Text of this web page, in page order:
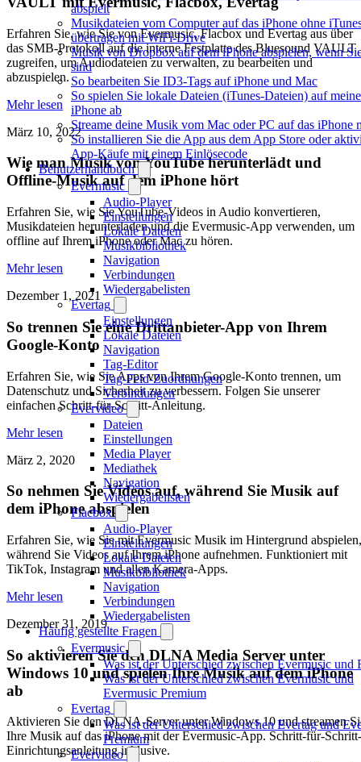
abspielt
Musikdateien vom Computer auf das iPhone ohne
übertragen mit WiFi-Drive
Musik von Dropbox auf dem iPhone abspielen, wenn
sind
So bearbeiten Sie ID3-Tags auf iPhone und Mac
So spielen Sie lokale Dateien (iTunes-Dateien) auf
iPhone ab
Streame deine Musik vom Mac oder PC auf das iPhone
So installieren Sie die App aus dem App Store oder
App-Käufe mit einem Einlösecode
Benutzerhandbuch
Evermusic
Audio-Player
Einstellungen
Lokale Dateien
Musikbibliothek
Navigation
Verbindungen
Wiedergabelisten
Evertag
Einstellungen
Lokale Dateien
Navigation
Tag-Editor
Tag-Feld-Zuordnungen
Verbindungen
Evervideo
Dateien
Einstellungen
Media Player
Mediathek
Navigation
Wiedergabelisten
Flacbox
Audio-Player
Einstellungen
Lokale Dateien
Musikbibliothek
Navigation
Verbindungen
Wiedergabelisten
Häufig gestellte Fragen
Evermusic
Was ist der Unterschied zwischen Evermusic und
Was ist der Unterschied zwischen Evermusic und
Evermusic Premium
Evertag
Was ist der Unterschied zwischen Evertag und
Premium
Evervideo
Erfahren Sie, wie Sie von Evermusic, Flacbox und Evertag aus über
das SMB-Protokoll auf die interne Festplatte des Bluesound VAULT
zugreifen, um Audiodateien zu verwalten, zu bearbeiten und
abzuspielen.
Mehr lesen
März 10, 2022
Wie man Musik von YouTube herunterlädt und
Offline-Musik auf dem iPhone hört
Erfahren Sie, wie Sie YouTube-Videos in Audio konvertieren,
Musikdateien herunterladen und die Evermusic-App verwenden, um
offline auf Ihrem iPhone oder Mac zu hören.
Mehr lesen
Dezember 1, 2021
So trennen Sie eine Drittanbieter-App von Ihrem
Google-Konto
Erfahren Sie, wie Sie Apps von Ihrem Google-Konto trennen, um
Datenschutz und Sicherheit zu verbessern. Folgen Sie unserer
einfachen Schritt-für-Schritt-Anleitung.
Mehr lesen
März 2, 2020
So nehmen Sie Videos auf, während Sie Musik auf
dem iPhone abspielen
Erfahren Sie, wie Sie mit Evermusic Musik im Hintergrund abspielen,
während Sie Videos auf Ihrem iPhone aufnehmen. Funktioniert mit
TikTok, Instagram und allen Kamera-Apps.
Mehr lesen
Dezember 31, 2019
So aktivieren Sie den DLNA Media Server unter
Windows 10 und spielen Ihre Musik auf dem iPhone
ab
Aktivieren Sie den DLNA-Server unter Windows 10 und streamen
Ihre Musik auf das iPhone mit der Evermusic-App. Schritt-für-Schritt-
Einrichtungsanleitung inklusive.